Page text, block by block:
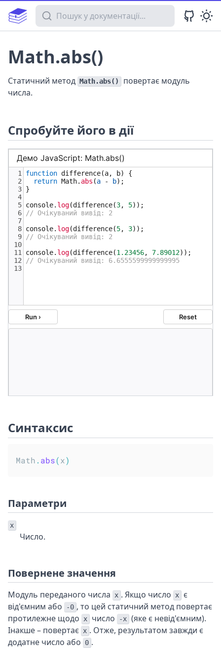
Пошук у документації
Math.abs()
Статичний метод Math.abs()
повертає модуль
числа.
Спробуйте його в дії
Синтаксис
Math . abs(x)
Параметри
x
Число.
Повернене значення
Модуль переданого числа x . Якщо число x
є
від'ємним або
-0 , то цей статичний метод повертає
протилежне щодо
x число -x (яке є невід'ємним).
Інакше – повертає x . Отже, результатом завжди є
додатне число або
0 .